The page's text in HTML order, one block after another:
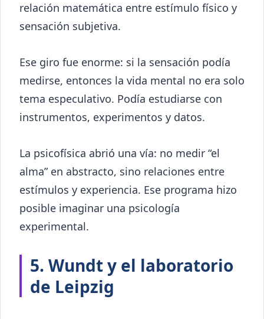
relación matemática entre estímulo físico y
sensación subjetiva.
Ese giro fue enorme: si la sensación podía
medirse, entonces la vida mental no era solo
tema especulativo. Podía estudiarse con
instrumentos, experimentos y datos.
La psicofísica abrió una vía: no medir “el
alma” en abstracto, sino relaciones entre
estímulos y experiencia. Ese programa hizo
posible imaginar una psicología
experimental.
5. Wundt y el laboratorio
de Leipzig